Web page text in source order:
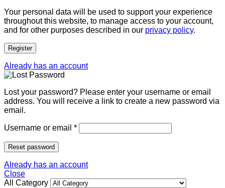
Your personal data will be used to support your experience
throughout this website, to manage access to your account,
and for other purposes described in our privacy policy.
Register
Already has an account
Lost your password? Please enter your username or email
address. You will receive a link to create a new password via
email.
Username or email *
Reset password
Already has an account
Close
All Category